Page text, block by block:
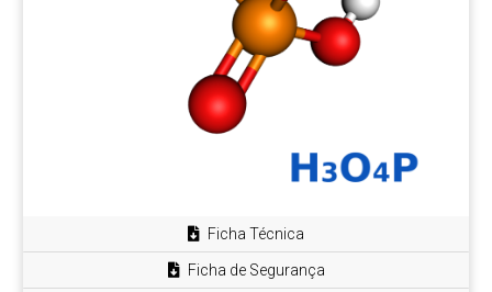
Ficha Técnica
Ficha de Segurança